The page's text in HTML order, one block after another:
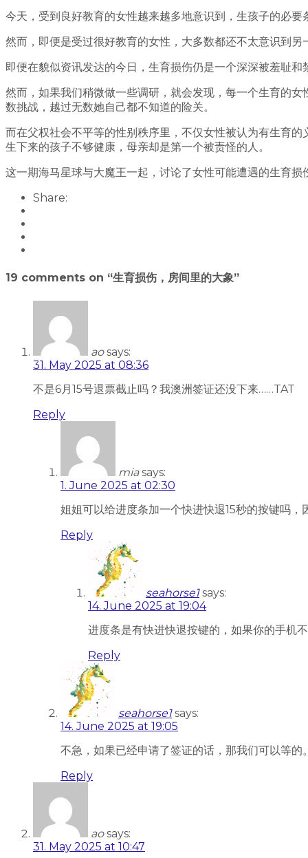
今天，受到良好教育的女性越来越多地意识到，生孩子的必
然而，即便是受过很好教育的女性，大多数都还不太意识到
即便在貌似资讯发达的今日，生育损伤仍是一个深深被羞耻
然而，如果我们稍微做一些调研，就会发现，每一个生育的
数挑战，越过无数她自己都不知道的险关。
而在父权社会不平等的性别秩序里，不仅女性被认为有生育
生下来的孩子不够健康，母亲却是第一个被责怪的人。
这一期海马星球与大魔王一起，讨论了女性可能遭遇的生育
Share:
19 comments on “生育损伤，房间里的大象”
ao says:
31. May 2025 at 08:36
不是6月15号退票截止吗？我澳洲签证还没下来……TAT
Reply
mia says:
1. June 2025 at 02:30
姐姐可以给进度条加一个快进快退15秒的按键吗
Reply
seahorse1 says:
14. June 2025 at 19:04
进度条是有快进快退按键的，如果你的手
Reply
seahorse1 says:
14. June 2025 at 19:05
不急，如果已经申请了签证的话，那我们可以等
Reply
ao says:
31. May 2025 at 10:47